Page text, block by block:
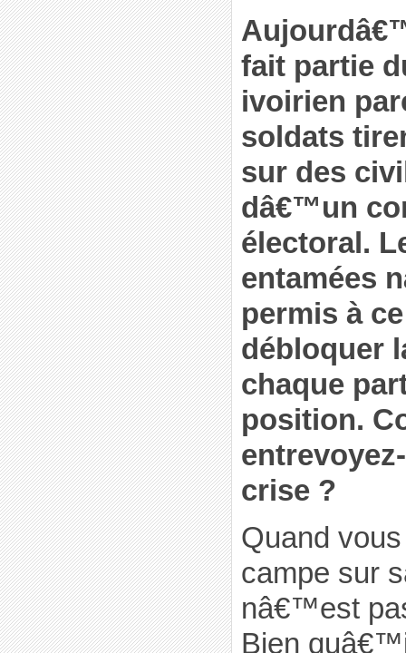
fait partie
ivoirien
soldats
sur des
dâ€™un
électoral.
entamées
permis à
débloquer
chaque
position.
crise ?
Quand
campe sur
nâ€™est
Bien